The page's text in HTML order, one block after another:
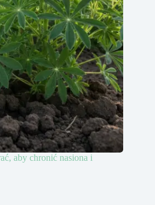
aby chronić nasiona i